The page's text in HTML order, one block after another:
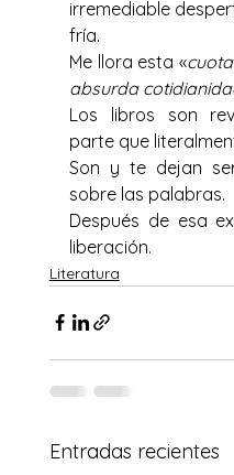
irremediable
fría.
Me llora esta «
absurda
Los libros son
parte que
Son y te dejan
sobre las palabras.
Después de esa
liberación.
Literatura
Entradas recientes